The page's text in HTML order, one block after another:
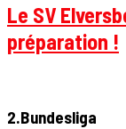
Le SV
préparation !
2.Bundesliga